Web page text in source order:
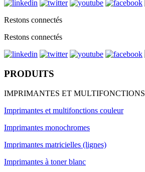
Restons connectés
Restons connectés
PRODUITS
IMPRIMANTES ET MULTIFONCTIONS
Imprimantes et multifonctions couleur
Imprimantes monochromes
Imprimantes matricielles (lignes)
Imprimantes à toner blanc